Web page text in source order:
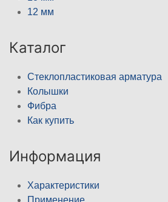
12 мм
Каталог
Стеклопластиковая арматура
Колышки
Фибра
Как купить
Информация
Характеристики
Применение